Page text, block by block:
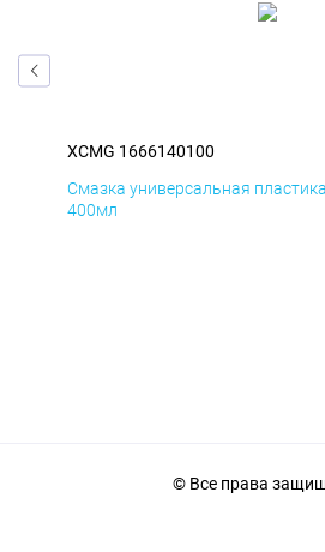
XCMG 1666140100
Смазка универсальная
400мл
© Все права